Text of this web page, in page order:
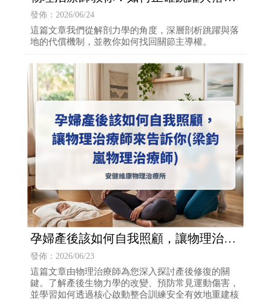
地，保護你的膝蓋。
發佈：2026/06/24
這篇文章我們從解剖力學的角度，深層剖析跳躍與落
地的代償機制，並教你如何找回關節主導權。
孕婦產後該如何自我照顧，讓物理治療
師來告訴你(梁鈞嵐物理治療師)
發佈：2026/06/23
這篇文章由物理治療師為您深入探討產後修復的關
鍵。了解產後生物力學的改變、預防常見運動傷害，
並學習如何透過核心啟動整合訓練安全有效地重建核